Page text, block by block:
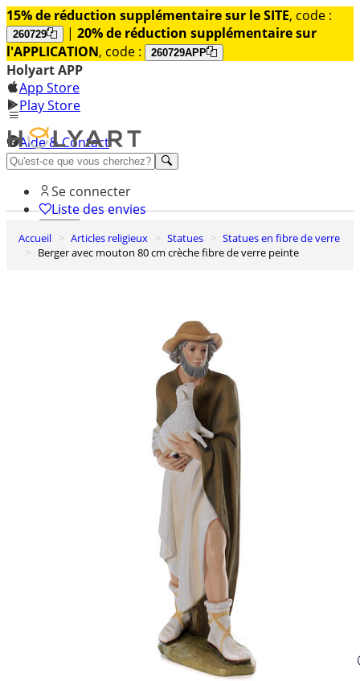
15% de réduction supplémentaire sur le SITE, code :
260729 | 20% de réduction supplémentaire sur
l'APPLICATION, code : 260729APP
Holyart APP
App Store
Play Store
Aide & Contact
Découvrez Premium
Se connecter
Liste des envies
0
Panier
Accueil Articles religieux Statues
Statues en fibre de verre
Berger avec mouton 80 cm crèche fibre de verre peinte